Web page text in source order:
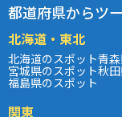
都道府県からツ
北海道・東北
北海道のスポット青
宮城県のスポット秋
福島県のスポット
関東